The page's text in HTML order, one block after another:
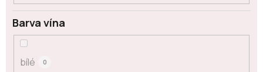
Barva vína
bílé 0